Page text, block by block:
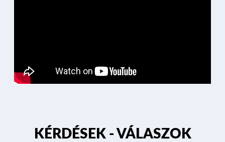
ÁRAK ÉS FOGLALÁS
KÉRDÉSEK - VÁLASZOK